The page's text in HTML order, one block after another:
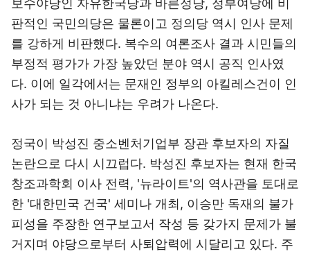
보수야당인 자유한국당과 바른정당, 정부여당에 비
판적인 국민의당은 물론이고 정의당 역시 인사 문제
를 강하게 비판했다. 복수의 여론조사 결과 시민들의
부정적 평가가 가장 높았던 분야 역시 공직 인사였
다. 이에 일각에서는 문재인 정부의 아킬레스건이 인
사가 되는 것 아니냐는 우려가 나온다.
정국이 박성진 중소벤처기업부 장관 후보자의 자질
논란으로 다시 시끄럽다. 박성진 후보자는 현재 한국
창조과학회 이사 전력, '뉴라이트'의 역사관을 토대로
한 '대한민국 건국' 세미나 개최, 이승만 독재의 불가
피성을 주장한 연구보고서 작성 등 갖가지 문제가 불
거지며 야당으로부터 사퇴압력에 시달리고 있다. 주